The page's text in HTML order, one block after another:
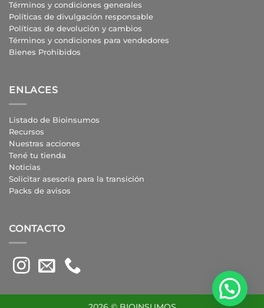
Términos y condiciones generales
Políticas de divulgación responsable
Políticas de devolución y cambios
Términos y condiciones para vendedores
Bienes Prohibidos
ENLACES
Listado de Bioinsumos
Recursos
Nuestras acciones
Tené tu tienda
Noticias
Solicitar asesoría para la transición
Packs de avisos
CONTACTO